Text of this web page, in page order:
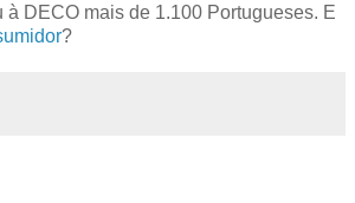
à DECO mais de 1.100 Portugueses. E
?